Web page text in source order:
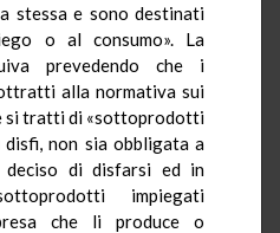
stessa e sono destinati
o al consumo». La
prevedendo che i
alla normativa sui
si tratti di «sottoprodotti
disfi, non sia obbligata a
di disfarsi ed in
impiegati
che li produce o